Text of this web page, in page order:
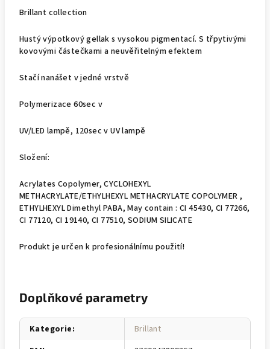
Brillant collection
Hustý výpotkový gellak s vysokou pigmentací. S třpytivými
kovovými částečkami a neuvěřitelným efektem
Stačí nanášet v jedné vrstvě
Polymerizace 60sec v
UV/LED lampě, 120sec v UV lampě
Složení:
Acrylates Copolymer, CYCLOHEXYL
METHACRYLATE/ETHYLHEXYL METHACRYLATE COPOLYMER ,
ETHYLHEXYL Dimethyl PABA, May contain : CI 45430, CI 77266,
CI 77120, CI 19140, CI 77510, SODIUM SILICATE
Produkt je určen k profesionálnímu použití!
Doplňkové parametry
Kategorie:
Brillant